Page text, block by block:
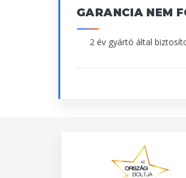
GARANCIA NEM
2 év gyártó által